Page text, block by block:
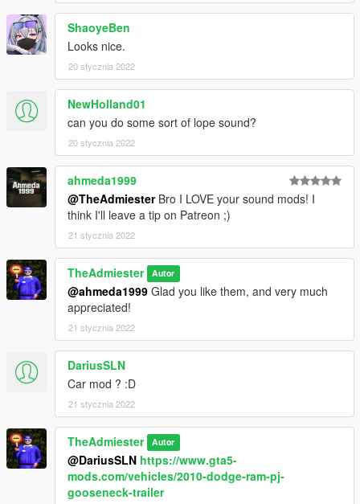
ShaoyeBen
Looks nice.
20 stycznia 2022
NewHolland01
can you do some sort of lope sound?
20 stycznia 2022
ahmeda1999
@TheAdmiesterBro I LOVE your sound mods! I
think I'll leave a tip on Patreon ;)
21 stycznia 2022
TheAdmiester Autor
@ahmeda1999 Glad you like them, and very much
appreciated!
21 stycznia 2022
DariusSLN
Car mod ? :D
21 stycznia 2022
TheAdmiester Autor
@DariusSLN https://www.gta5-
mods.com/vehicles/2010-dodge-ram-pj-
gooseneck-trailer